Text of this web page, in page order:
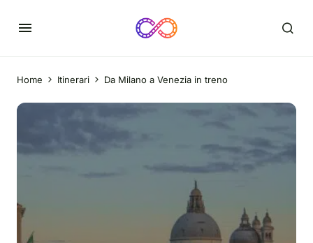
Home Itinerari Da Milano a Venezia in treno